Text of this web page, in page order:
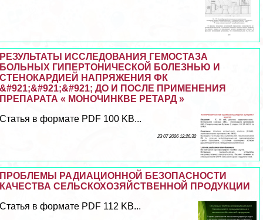
РЕЗУЛЬТАТЫ ИССЛЕДОВАНИЯ ГЕМОСТАЗА
БОЛЬНЫХ ГИПЕРТОНИЧЕСКОЙ БОЛЕЗНЬЮ И
СТЕНОКАРДИЕЙ НАПРЯЖЕНИЯ ФК
&#921;&#921;&#921; ДО И ПОСЛЕ ПРИМЕНЕНИЯ
ПРЕПАРАТА « МОНОЧИНКВЕ РЕТАРД »
Статья в формате PDF 100 KB...
23 07 2026 12:26:32
ПРОБЛЕМЫ РАДИАЦИОННОЙ БЕЗОПАСНОСТИ
КАЧЕСТВА СЕЛЬСКОХОЗЯЙСТВЕННОЙ ПРОДУКЦИИ
Статья в формате PDF 112 KB...